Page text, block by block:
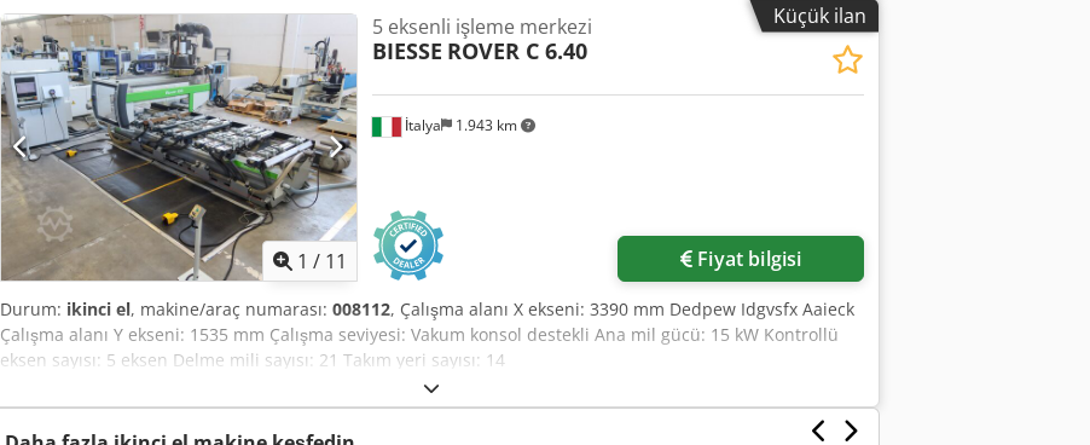
Küçük ilan
1 / 11
İtalya 1.943 km
5 eksenli işleme merkezi
BIESSE ROVER C 6.40
Fiyat bilgisi
Durum: ikinci el, makine/araç numarası: 008112, Çalışma alanı X ekseni: 3390 mm Dedpew Idgvsfx Aaieck
Çalışma alanı Y ekseni: 1535 mm Çalışma seviyesi: Vakum konsol destekli Ana mil gücü: 15 kW Kontrollü
eksen sayısı: 5 eksen Delme mili sayısı: 21 Takım yeri sayısı: 14